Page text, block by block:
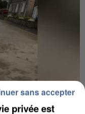
privée est
sans accepter